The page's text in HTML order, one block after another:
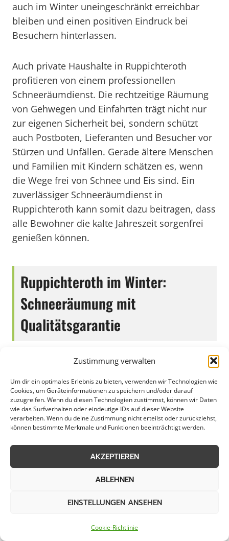
Zustimmung verwalten
Um dir ein optimales Erlebnis zu bieten, verwenden wir Technologien wie
Cookies, um Geräteinformationen zu speichern und/oder darauf
zuzugreifen. Wenn du diesen Technologien zustimmst, können wir Daten
wie das Surfverhalten oder eindeutige IDs auf dieser Website
verarbeiten. Wenn du deine Zustimmung nicht erteilst oder zurückziehst,
können bestimmte Merkmale und Funktionen beeinträchtigt werden.
AKZEPTIEREN
ABLEHNEN
EINSTELLUNGEN ANSEHEN
Cookie-Richtlinie
auch im Winter uneingeschränkt erreichbar
bleiben und einen positiven Eindruck bei
Besuchern hinterlassen.
Auch private Haushalte in Ruppichteroth
profitieren von einem professionellen
Schneeräumdienst. Die rechtzeitige Räumung
von Gehwegen und Einfahrten trägt nicht nur
zur eigenen Sicherheit bei, sondern schützt
auch Postboten, Lieferanten und Besucher vor
Stürzen und Unfällen. Gerade ältere Menschen
und Familien mit Kindern schätzen es, wenn
die Wege frei von Schnee und Eis sind. Ein
zuverlässiger Schneeräumdienst in
Ruppichteroth kann somit dazu beitragen, dass
alle Bewohner die kalte Jahreszeit sorgenfrei
genießen können.
Ruppichteroth im Winter:
Schneeräumung mit
Qualitätsgarantie
In Ruppichteroth ist eine effiziente
Schneeräumung im Winter unerlässlich, um
den Verkehr reibungslos zu gewährleisten und
die Sicherheit von Fußgängern und Fahrzeugen
zu gewährleisten. Die Gemeinde legt großen
frühzeitig von Schnee befreit werden, um ein
reibungsloses Fortkommen zu ermöglichen.
Mit modernen Räumfahrzeugen und
engagierten Teams wird in Ruppichteroth dafür
Schneefall schnell wieder passierbar sind.